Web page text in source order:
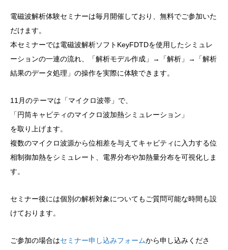
電磁波解析体験セミナーは毎月開催しており、無料でご参加いた
だけます。
本セミナーでは電磁波解析ソフトKeyFDTDを使用したシミュレ
ーションの一連の流れ、「解析モデル作成」→「解析」→「解析
結果のデータ処理」の操作を実際に体験できます。
11月のテーマは「マイクロ波帯」で、
「円筒キャビティのマイクロ波加熱シミュレーション」
を取り上げます。
複数のマイクロ波源から位相差を与えてキャビティに入力する位
相制御加熱をシミュレート、電界分布や加熱量分布を可視化しま
す。
セミナー後には個別の解析対象についてもご質問可能な時間も設
けております。
ご参加の場合はセミナー申し込みフォームから申し込みくださ